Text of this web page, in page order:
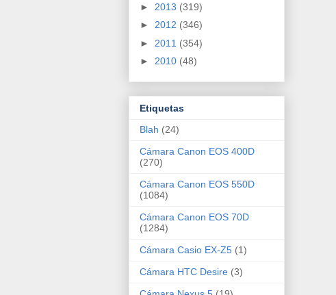
► 2013 (319)
► 2012 (346)
► 2011 (354)
► 2010 (48)
Etiquetas
Blah (24)
Cámara Canon EOS 400D
(270)
Cámara Canon EOS 550D
(1084)
Cámara Canon EOS 70D
(1284)
Cámara Casio EX-Z5 (1)
Cámara HTC Desire (3)